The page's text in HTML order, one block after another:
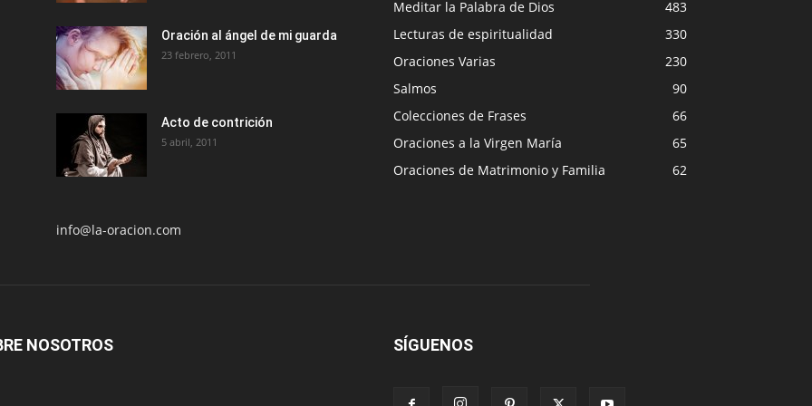
Oración al ángel de mi guarda
23 febrero, 2011
Acto de contrición
5 abril, 2011
info@la-oracion.com
Meditar la Palabra de Dios
483
Lecturas de espiritualidad
330
Oraciones Varias
230
Salmos
90
Colecciones de Frases
66
Oraciones a la Virgen María
65
Oraciones de Matrimonio y Familia
62
NOSOTROS SÍGUENOS